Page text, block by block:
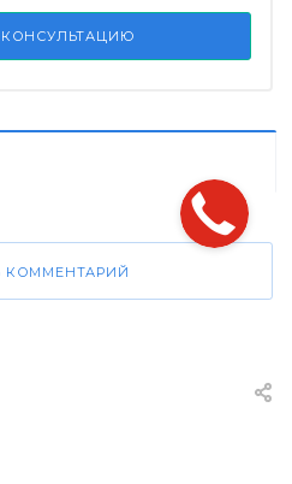
КОММЕНТАРИЙ